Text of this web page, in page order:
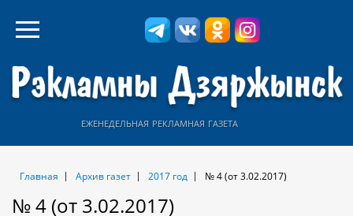
еженедельная рекламная газета
Главная Архив газет 2017 год № 4 (от 3.02.2017)
№ 4 (от 3.02.2017)